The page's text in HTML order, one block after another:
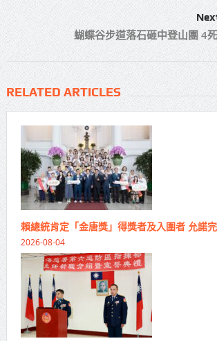
蝴蝶谷步道落石砸中登山團 4
RELATED ARTICLES
賴總統肯定「金唐獎」得獎者及入圍者 允諾
2026-08-04